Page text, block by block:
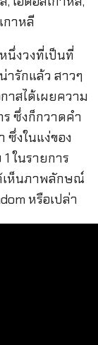
นึ่งวงที่เป็นที่
ารักแล้ว สาวๆ
าสได้เผยความ
ซึ่งก็กวาดคำ
ซึ่งในแง่ของ
ในรายการ
เห็นภาพลักษณ์
หรือเปล่า